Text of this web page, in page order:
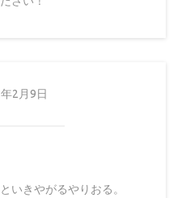
2月9日
いきやがるやりおる。